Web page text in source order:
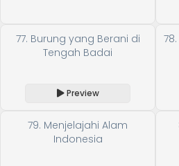
77. Burung yang Berani di
Tengah Badai
Preview
79. Menjelajahi Alam
Indonesia